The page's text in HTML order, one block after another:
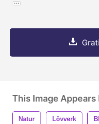
This Image Appears
Natur Lövverk